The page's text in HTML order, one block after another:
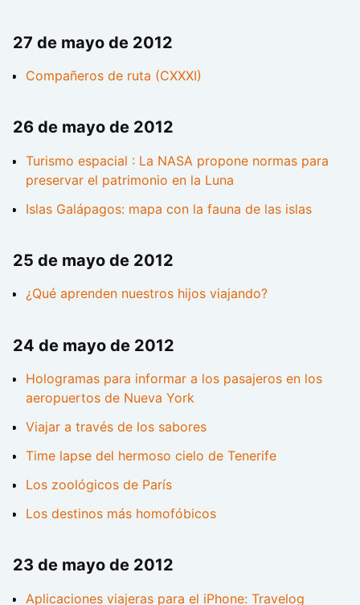
27 de mayo de 2012
Compañeros de ruta (CXXXI)
26 de mayo de 2012
Turismo espacial : La NASA propone normas para
preservar el patrimonio en la Luna
Islas Galápagos: mapa con la fauna de las islas
25 de mayo de 2012
¿Qué aprenden nuestros hijos viajando?
24 de mayo de 2012
Hologramas para informar a los pasajeros en los
aeropuertos de Nueva York
Viajar a través de los sabores
Time lapse del hermoso cielo de Tenerife
Los zoológicos de París
Los destinos más homofóbicos
23 de mayo de 2012
Aplicaciones viajeras para el iPhone: Travelog